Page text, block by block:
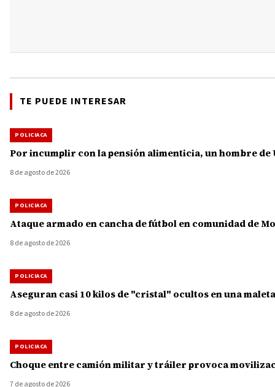
TE PUEDE INTERESAR
POLICIACA
Por incumplir con la pensión alimenticia, un hombre de
8 de agosto de 2026
POLICIACA
Ataque armado en cancha de fútbol en comunidad de
8 de agosto de 2026
POLICIACA
Aseguran casi 10 kilos de "cristal" ocultos en una
8 de agosto de 2026
POLICIACA
Choque entre camión militar y tráiler provoca
7 de agosto de 2026